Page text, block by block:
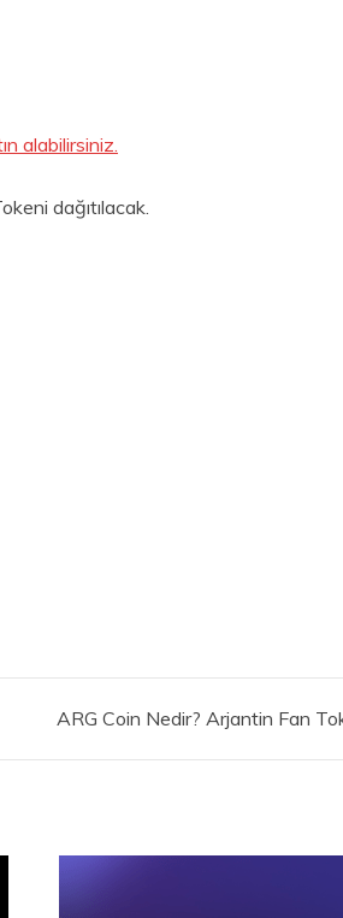
alabilirsiniz.
dağıtılacak.
ARG Coin Nedir? Arjantin Fan